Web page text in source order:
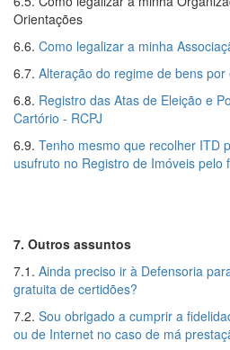
Orientações
6.6. Como legalizar a minha
6.7. Alteração do regime de bens por
6.8. Registro das Atas de Eleição e
Cartório - RCPJ
6.9. Tenho mesmo que recolher ITD
usufruto no Registro de Imóveis pelo
7. Outros assuntos
7.1. Ainda preciso ir à Defensoria
gratuita de certidões?
7.2. Sou obrigado a cumprir a
ou de Internet no caso de má